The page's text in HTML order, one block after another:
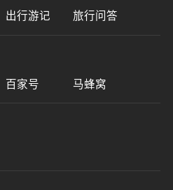
出行游记 旅行问答
百家号 马蜂窝